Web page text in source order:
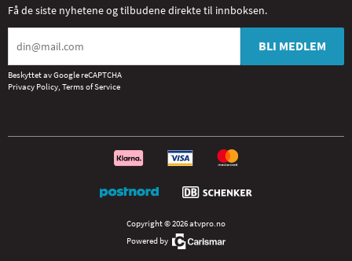
Få de siste nyhetene og tilbudene direkte til innboksen.
BLI MEDLEM
Beskyttet av Google reCAPTCHA
Privacy Policy Terms of Service
Copyright © 2026 atvpro.no
Powered by